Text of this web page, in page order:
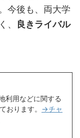
今後も、両大学
、
良きライバル
利用などに関する
おります。 →チャ